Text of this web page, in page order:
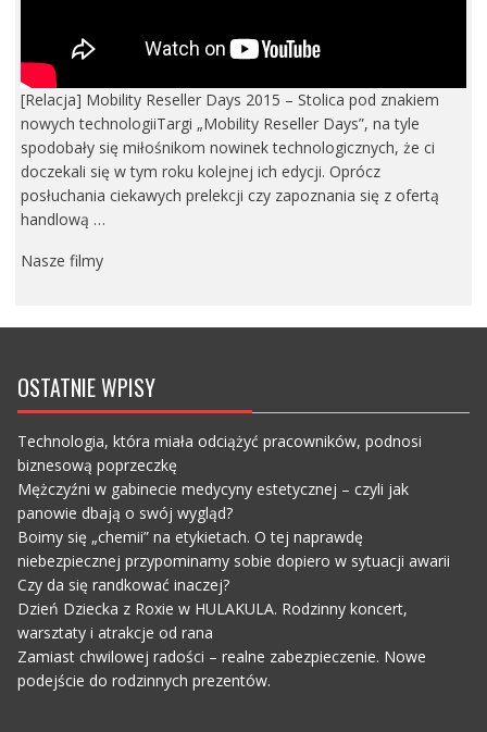
[Relacja] Mobility Reseller Days 2015 – Stolica pod znakiem
nowych technologiiTargi „Mobility Reseller Days”, na tyle
spodobały się miłośnikom nowinek technologicznych, że ci
doczekali się w tym roku kolejnej ich edycji. Oprócz
posłuchania ciekawych prelekcji czy zapoznania się z ofertą
handlową …
Nasze filmy
OSTATNIE WPISY
Technologia, która miała odciążyć pracowników, podnosi
biznesową poprzeczkę
Mężczyźni w gabinecie medycyny estetycznej – czyli jak
panowie dbają o swój wygląd?
Boimy się „chemii” na etykietach. O tej naprawdę
niebezpiecznej przypominamy sobie dopiero w sytuacji awarii
Czy da się randkować inaczej?
Dzień Dziecka z Roxie w HULAKULA. Rodzinny koncert,
warsztaty i atrakcje od rana
Zamiast chwilowej radości – realne zabezpieczenie. Nowe
podejście do rodzinnych prezentów.